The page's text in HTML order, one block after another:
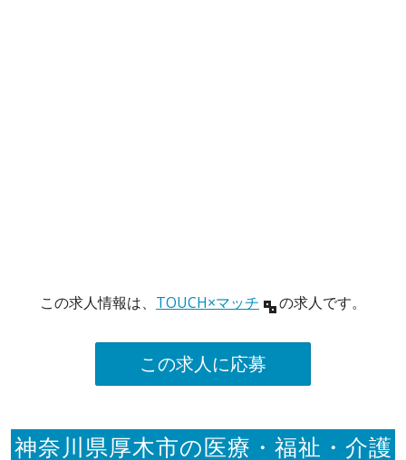
この求人情報は、 TOUCH×マッチ の求人です。
この求人に応募
神奈川県厚木市の医療・福祉・介護